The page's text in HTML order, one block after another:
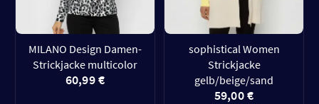
MILANO Design Damen-
Strickjacke multicolor
60,99 €
sophistical Women
Strickjacke
gelb/beige/sand
59,00 €